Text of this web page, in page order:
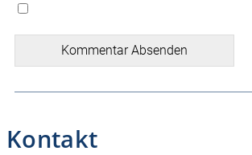
Kommentar Absenden
Kontakt